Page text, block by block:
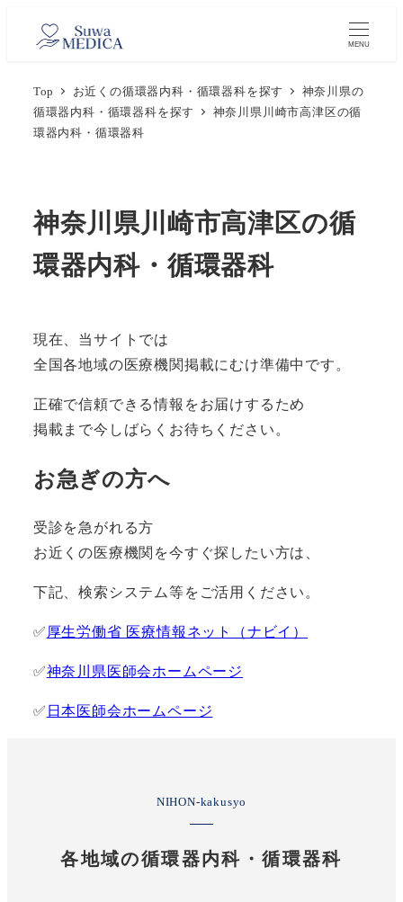
MENU
Top お近くの循環器内科・循環器科を探す
神奈川県の
循環器内科・循環器科を探す
神奈川県川崎市高津区の循
環器内科・循環器科
神奈川県川崎市高津区の循
環器内科・循環器科
現在、当サイトでは
全国各地域の医療機関掲載にむけ準備中です。
正確で信頼できる情報をお届けするため
掲載まで今しばらくお待ちください。
お急ぎの方へ
受診を急がれる方
お近くの医療機関を今すぐ探したい方は、
下記、検索システム等をご活用ください。
✅ 厚生労働省 医療情報ネット（ナビイ）
✅神奈川県医師会ホームページ
✅ 日本医師会ホームページ
NIHON-kakusyo
各地域の循環器内科・循環器科